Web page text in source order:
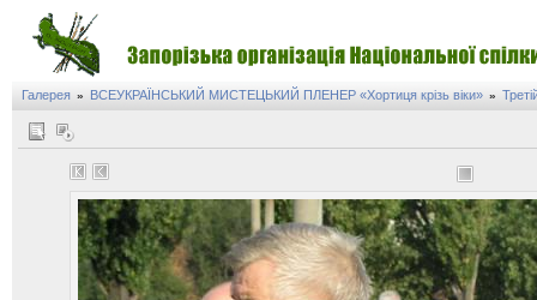
Галерея » ВСЕУКРАЇНСЬКИЙ МИСТЕЦЬКИЙ ПЛЕНЕР «Хортиця крізь віки» »